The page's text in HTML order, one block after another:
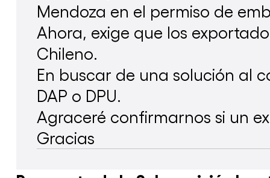
Mendoza en el permiso de
Ahora, exige que los
Chileno.
En buscar de una solución al
DAP o DPU.
Agraceré confirmarnos si un
Gracias